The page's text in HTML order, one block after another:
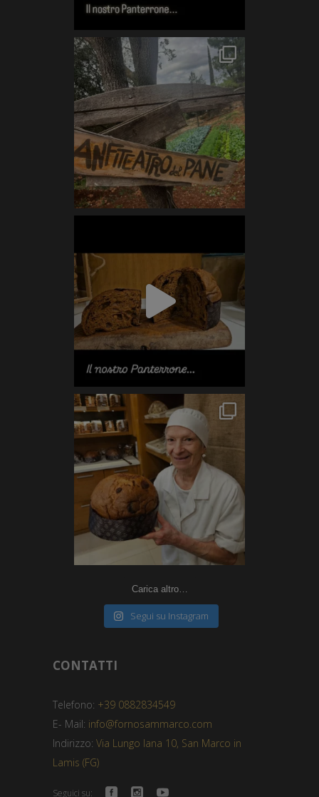
Carica altro…
Segui su Instagram
CONTATTI
Telefono: +39 0882834549
E- Mail: info@fornosammarco.com
Indirizzo: Via Lungo Iana 10, San Marco in
Lamis (FG)
Seguici su: